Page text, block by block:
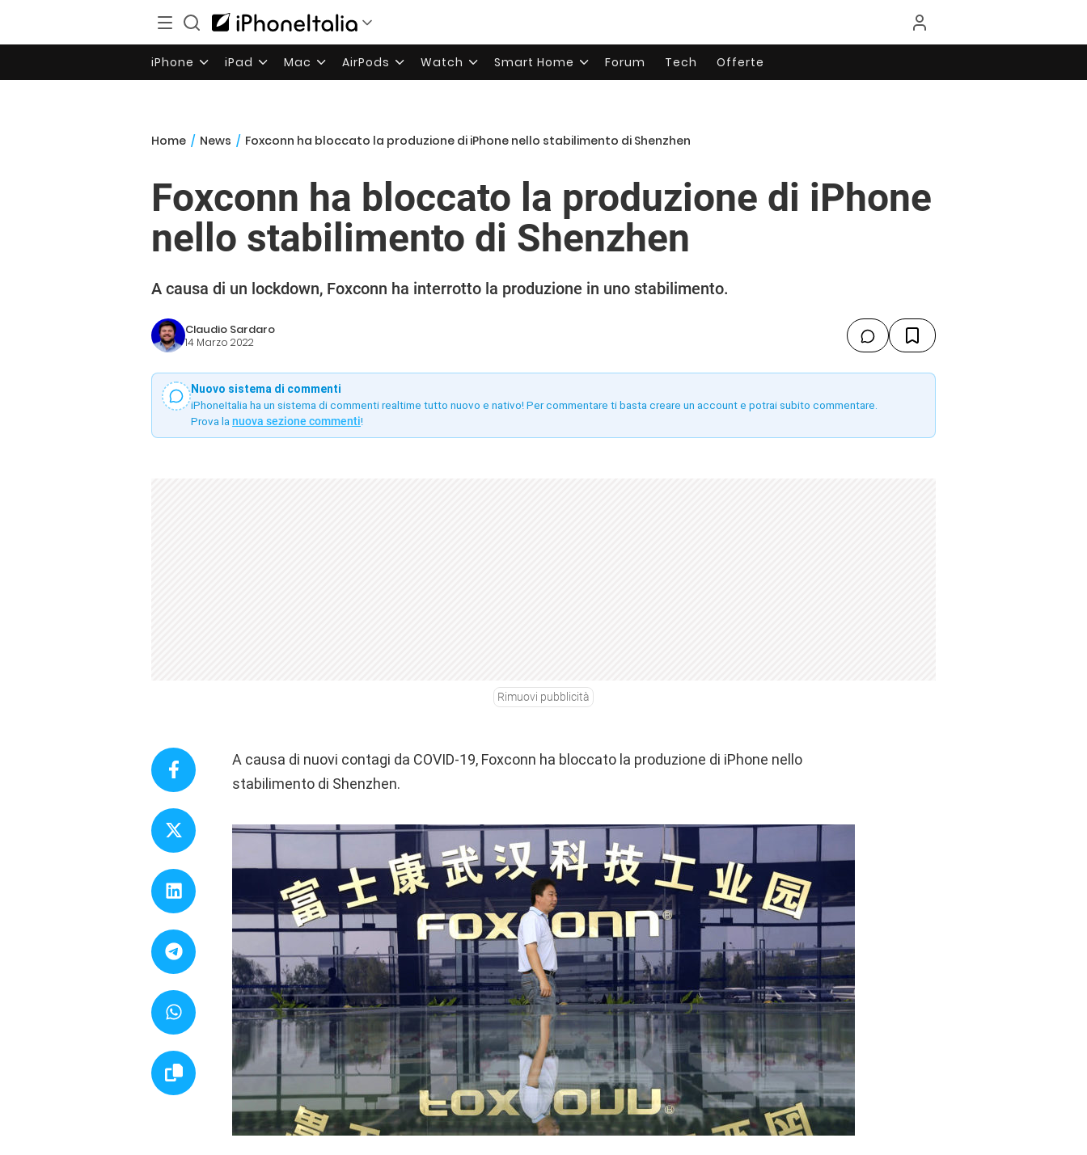
iPhone iPad Mac AirPods Watch Smart Home Forum Tech Offerte
Home / News / Foxconn ha bloccato la produzione di iPhone nello stabilimento di Shenzhen
Foxconn ha bloccato la produzione di iPhone
nello stabilimento di Shenzhen
A causa di un lockdown, Foxconn ha interrotto la produzione in uno stabilimento.
Claudio Sardaro
14 Marzo 2022
Nuovo sistema di commenti
iPhoneItalia ha un sistema di commenti realtime tutto nuovo e nativo! Per commentare ti basta creare un account e potrai subito commentare.
Prova la nuova sezione commenti!
Rimuovi pubblicità
A causa di nuovi contagi da COVID-19, Foxconn ha bloccato la produzione di iPhone nello
stabilimento di Shenzhen.